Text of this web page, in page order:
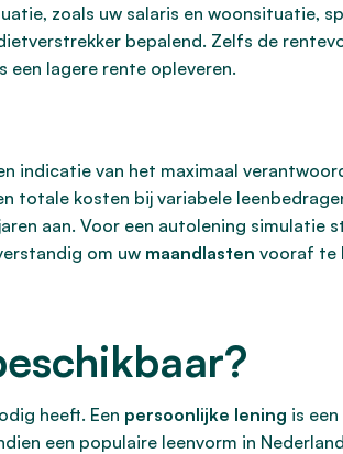
zoals uw salaris en woonsituatie,
bepalend. Zelfs de
een lagere rente opleveren.
indicatie van het maximaal
totale kosten bij variabele
aan. Voor een autolening simulatie
om uw maandlasten vooraf te
heeft. Een persoonlijke lening is
een populaire leenvorm in